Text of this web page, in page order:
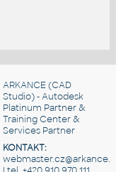
ARKANCE (CAD
Studio) - Autodesk
Platinum Partner &
Training Center &
Services Partner
KONTAKT: